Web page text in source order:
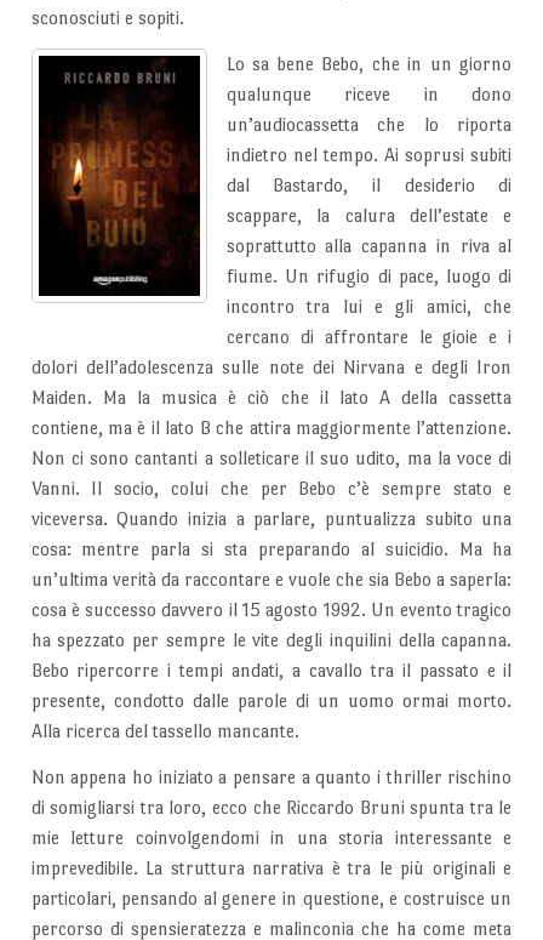
sconosciuti e sopiti.
Lo sa bene Bebo, che in un giorno
qualunque riceve in dono
un’audiocassetta che lo riporta
indietro nel tempo. Ai soprusi subiti
dal Bastardo, il desiderio di
scappare, la calura dell’estate e
soprattutto alla capanna in riva al
fiume. Un rifugio di pace, luogo di
incontro tra lui e gli amici, che
cercano di affrontare le gioie e i
dolori dell’adolescenza sulle note dei Nirvana e degli Iron
Maiden. Ma la musica è ciò che il lato A della cassetta
contiene, ma è il lato B che attira maggiormente l’attenzione.
Non ci sono cantanti a solleticare il suo udito, ma la voce di
Vanni. Il socio, colui che per Bebo c’è sempre stato e
viceversa. Quando inizia a parlare, puntualizza subito una
cosa: mentre parla si sta preparando al suicidio. Ma ha
un’ultima verità da raccontare e vuole che sia Bebo a saperla:
cosa è successo davvero il 15 agosto 1992. Un evento tragico
ha spezzato per sempre le vite degli inquilini della capanna.
Bebo ripercorre i tempi andati, a cavallo tra il passato e il
presente, condotto dalle parole di un uomo ormai morto.
Alla ricerca del tassello mancante.
Non appena ho iniziato a pensare a quanto i thriller rischino
di somigliarsi tra loro, ecco che Riccardo Bruni spunta tra le
mie letture coinvolgendomi in una storia interessante e
imprevedibile. La struttura narrativa è tra le più originali e
particolari, pensando al genere in questione, e costruisce un
percorso di spensieratezza e malinconia che ha come meta